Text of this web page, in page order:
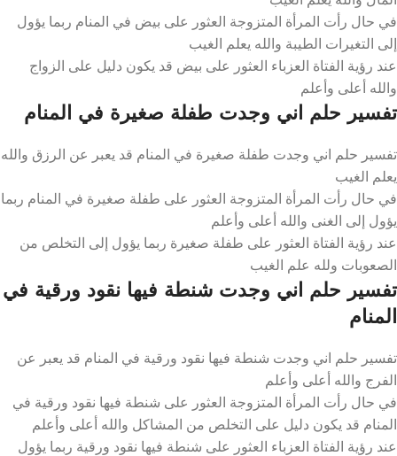
في حال رأت المرأة المتزوجة العثور على بيض في المنام ربما يؤول
إلى التغيرات الطيبة والله يعلم الغيب
عند رؤية الفتاة العزباء العثور على بيض قد يكون دليل على الزواج
والله أعلى وأعلم
تفسير حلم اني وجدت طفلة صغيرة في المنام
تفسير حلم اني وجدت طفلة صغيرة في المنام قد يعبر عن الرزق والله
يعلم الغيب
في حال رأت المرأة المتزوجة العثور على طفلة صغيرة في المنام ربما
يؤول إلى الغنى والله أعلى وأعلم
عند رؤية الفتاة العثور على طفلة صغيرة ربما يؤول إلى التخلص من
الصعوبات ولله علم الغيب
تفسير حلم اني وجدت شنطة فيها نقود ورقية في
المنام
تفسير حلم اني وجدت شنطة فيها نقود ورقية في المنام قد يعبر عن
الفرج والله أعلى وأعلم
في حال رأت المرأة المتزوجة العثور على شنطة فيها نقود ورقية في
المنام قد يكون دليل على التخلص من المشاكل والله أعلى وأعلم
عند رؤية الفتاة العزباء العثور على شنطة فيها نقود ورقية ربما يؤول